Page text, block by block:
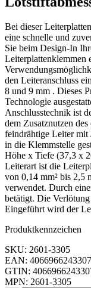
Bei dieser
eine schnelle und
Sie beim Design-In
Leiterplattenklemmen
den Leiteranschluss
8 und 9 mm . Dieses
Technologie
Anschlusstechnik ist
dem Zusatznutzen
feindrähtige Leiter mit
in die Klemmstelle
Höhe x Tiefe (37,3 x
Leiterart ist die
von 0,14 mm² bis 2,5
verwendet. Durch
betätigt. Die
Eingeführt wird der
Produktkennzeichen
SKU: 2601-3305
EAN: 4066966243307
GTIN:
MPN: 2601-3305